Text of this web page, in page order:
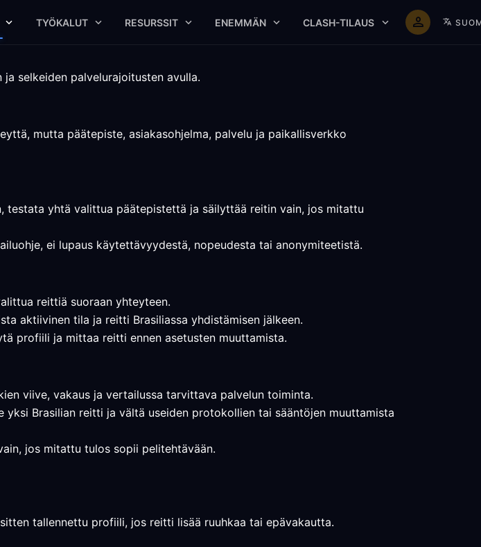
TYÖKALUT RESURSSIT ENEMMÄN CLASH-TILAUS
selkeiden palvelurajoitusten avulla.
mutta päätepiste, asiakasohjelma, palvelu ja paikallisverkko
yhtä valittua päätepistettä ja säilyttää reitin vain, jos mitattu
ei lupaus käytettävyydestä, nopeudesta tai anonymiteetistä.
reittiä suoraan yhteyteen.
aktiivinen tila ja reitti Brasiliassa yhdistämisen jälkeen.
profiili ja mittaa reitti ennen asetusten muuttamista.
viive, vakaus ja vertailussa tarvittava palvelun toiminta.
yksi Brasilian reitti ja vältä useiden protokollien tai sääntöjen muuttamista
jos mitattu tulos sopii pelitehtävään.
tallennettu profiili, jos reitti lisää ruuhkaa tai epävakautta.